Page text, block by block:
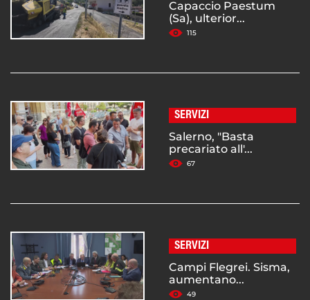
Capaccio Paestum
(Sa), ulterior...
115
SERVIZI
Salerno, "Basta
precariato all'...
67
SERVIZI
Campi Flegrei. Sisma,
aumentano...
49